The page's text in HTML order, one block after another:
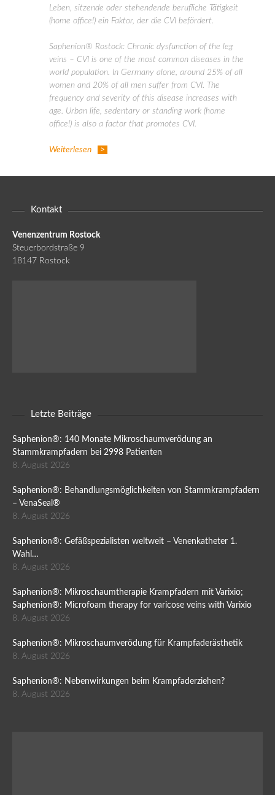
Leben, sitzende oder stehendende berufliche Tätigkeit
(home office!) ein Faktor, der die CVI befördert.
Saphenion® Rostock: Chronic dysfunction of the leg
veins – CVI is one of the most common diseases in the
world population. In Germany alone, around 25% of all
women and 20% of all men suffer from CVI. The
frequency and severity of this disease increases with
age. Urban life, sedentary or standing work (home
office!) is also a factor that promotes CVI.
Weiterlesen
Kontakt
Venenzentrum Rostock
Steuerbordstraße 9
18147 Rostock
Letzte Beiträge
Saphenion®: 140 Monate Mikroschaumverödung an
Stammkrampfadern bei 2998 Patienten
8. August 2026
Saphenion®: Behandlungsmöglichkeiten von Stammkrampfadern
– VenaSeal®
8. August 2026
Saphenion®: Gefäßspezialisten weltweit – Venenkatheter 1.
Wahl…
8. August 2026
Saphenion®: Mikroschaumtherapie Krampfadern mit Varixio;
Saphenion®: Microfoam therapy for varicose veins with Varixio
8. August 2026
Saphenion®: Mikroschaumverödung für Krampfaderästhetik
8. August 2026
Saphenion®: Nebenwirkungen beim Krampfaderziehen?
8. August 2026